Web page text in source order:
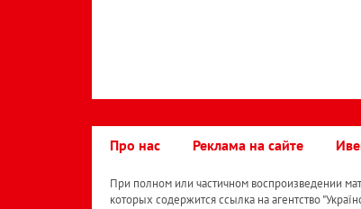
Про нас Реклама на сайте
При полном или частичном воспроизведении
которых содержится ссылка на агентство